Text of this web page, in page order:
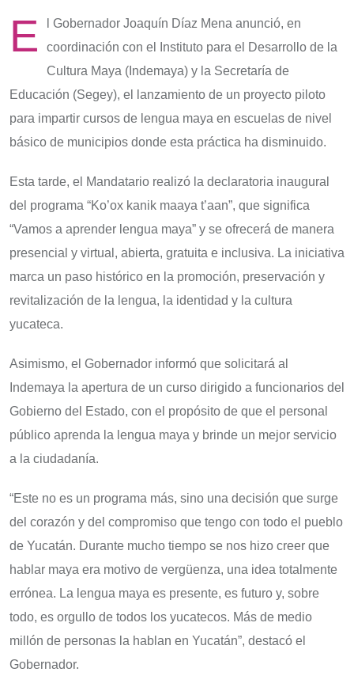
E
l Gobernador Joaquín Díaz Mena anunció, en
coordinación con el Instituto para el Desarrollo de la
Cultura Maya (Indemaya) y la Secretaría de
Educación (Segey), el lanzamiento de un proyecto piloto
para impartir cursos de lengua maya en escuelas de nivel
básico de municipios donde esta práctica ha disminuido.
Esta tarde, el Mandatario realizó la declaratoria inaugural
del programa “Ko’ox kanik maaya t’aan”, que significa
“Vamos a aprender lengua maya” y se ofrecerá de manera
presencial y virtual, abierta, gratuita e inclusiva. La iniciativa
marca un paso histórico en la promoción, preservación y
revitalización de la lengua, la identidad y la cultura
yucateca.
Asimismo, el Gobernador informó que solicitará al
Indemaya la apertura de un curso dirigido a funcionarios del
Gobierno del Estado, con el propósito de que el personal
público aprenda la lengua maya y brinde un mejor servicio
a la ciudadanía.
“Este no es un programa más, sino una decisión que surge
del corazón y del compromiso que tengo con todo el pueblo
de Yucatán. Durante mucho tiempo se nos hizo creer que
hablar maya era motivo de vergüenza, una idea totalmente
errónea. La lengua maya es presente, es futuro y, sobre
todo, es orgullo de todos los yucatecos. Más de medio
millón de personas la hablan en Yucatán”, destacó el
Gobernador.